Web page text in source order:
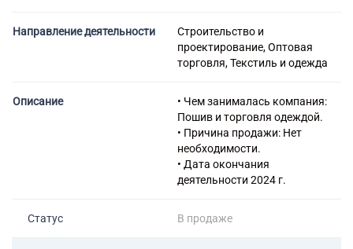
13.92 Производство готовых
текстильных изделий, кроме
одежды
готовых текстильных изделий,
кроме одежды
13.92.2 Пошив готовых
текстильных изделий по
индивидуальному заказу
населения, кроме одежды
изделий из них, кроме одежды
Направление деятельности
Строительство и
проектирование, Оптовая
торговля, Текстиль и одежда
Описание
• Чем занималась компания:
Пошив и торговля одеждой.
• Причина продажи: Нет
необходимости.
• Дата окончания
деятельности 2024 г.
Статус В продаже